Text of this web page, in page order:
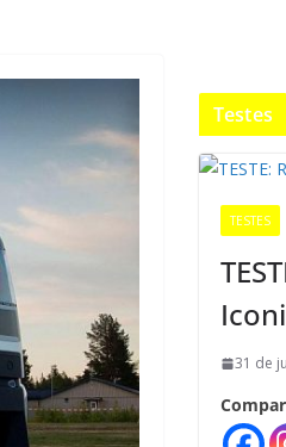
Testes
TESTES
31 de